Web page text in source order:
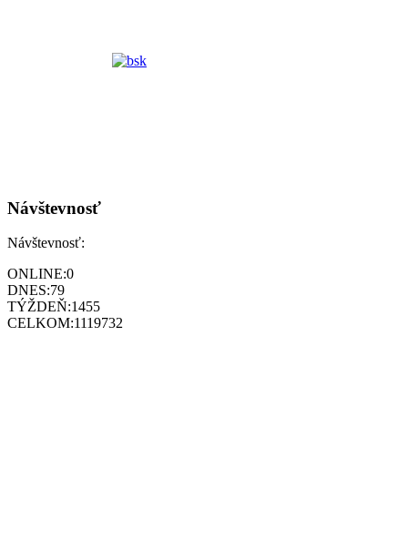
Návštevnosť
Návštevnosť:
ONLINE:0
DNES:79
TÝŽDEŇ:1455
CELKOM:1119732